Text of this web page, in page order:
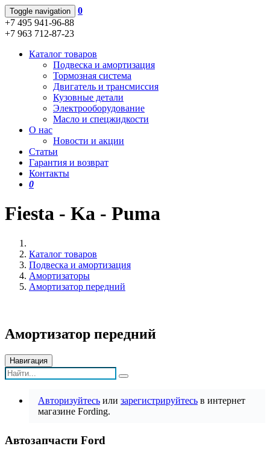
Toggle navigation
0
+7 495 941-96-88
+7 963 712-87-23
Каталог товаров
Подвеска и амортизация
Тормозная система
Двигатель и трансмиссия
Кузовные детали
Электрооборудование
Масло и спецжидкости
О нас
Новости и акции
Статьи
Гарантия и возврат
Контакты
0
Fiesta - Ka - Puma
Каталог товаров
Подвеска и амортизация
Амортизаторы
Амортизатор передний
Амортизатор передний
Навигация
Авторизуйтесь или зарегистрируйтесь в интернет
магазине Fording.
Автозапчасти Ford